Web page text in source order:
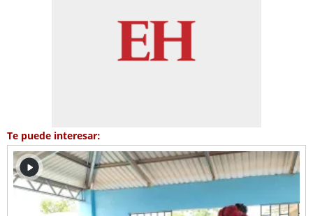
Te puede interesar: